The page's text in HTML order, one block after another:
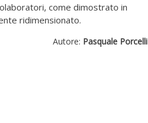
come dimostrato in
ridimensionato.
Autore: Pasquale Porcelli